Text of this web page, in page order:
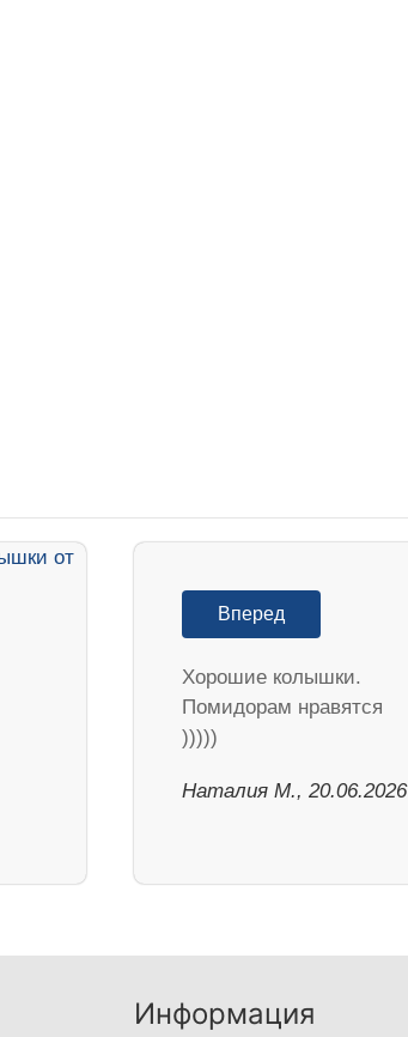
Вперед
Хорошие колышки.
Помидорам нравятся
)))))
Наталия М., 20.06.2026
Информация